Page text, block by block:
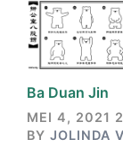
Ba Duan Jin
MEI 4, 2021
BY JOLINDA